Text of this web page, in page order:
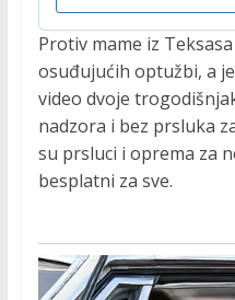
Protiv mame iz
osuđujućih optužbi, a
video dvoje
nadzora i bez prsluka
su prsluci i oprema za
besplatni za sve.